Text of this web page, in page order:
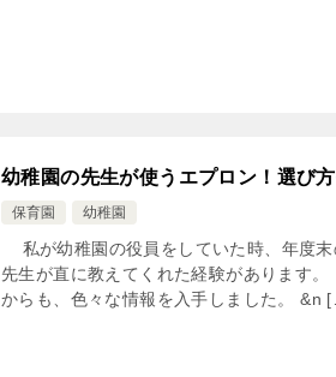
幼稚園の先生が使うエプロン！選び
保育園 幼稚園
私が幼稚園の役員をしていた時、年度
先生が直に教えてくれた経験があります
からも、色々な情報を入手しました。 &n